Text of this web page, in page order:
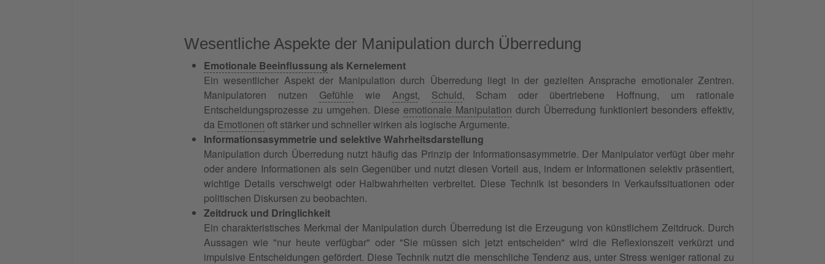
Wesentliche Aspekte der Manipulation durch Überredung
Emotionale Beeinflussung als Kernelement
Ein wesentlicher Aspekt der Manipulation durch Überredung liegt in der gezielten Ansprache emotionaler Zentren.
Manipulatoren nutzen Gefühle wie Angst, Schuld, Scham oder übertriebene Hoffnung, um rationale
Entscheidungsprozesse zu umgehen. Diese emotionale Manipulation durch Überredung funktioniert besonders effektiv,
da Emotionen oft stärker und schneller wirken als logische Argumente.
Informationsasymmetrie und selektive Wahrheitsdarstellung
Manipulation durch Überredung nutzt häufig das Prinzip der Informationsasymmetrie. Der Manipulator verfügt über mehr
oder andere Informationen als sein Gegenüber und nutzt diesen Vorteil aus, indem er Informationen selektiv präsentiert,
wichtige Details verschweigt oder Halbwahrheiten verbreitet. Diese Technik ist besonders in Verkaufssituationen oder
politischen Diskursen zu beobachten.
Zeitdruck und Dringlichkeit
Ein charakteristisches Merkmal der Manipulation durch Überredung ist die Erzeugung von künstlichem Zeitdruck. Durch
Aussagen wie "nur heute verfügbar" oder "Sie müssen sich jetzt entscheiden" wird die Reflexionszeit verkürzt und
impulsive Entscheidungen gefördert. Diese Technik nutzt die menschliche Tendenz aus, unter Stress weniger rational zu